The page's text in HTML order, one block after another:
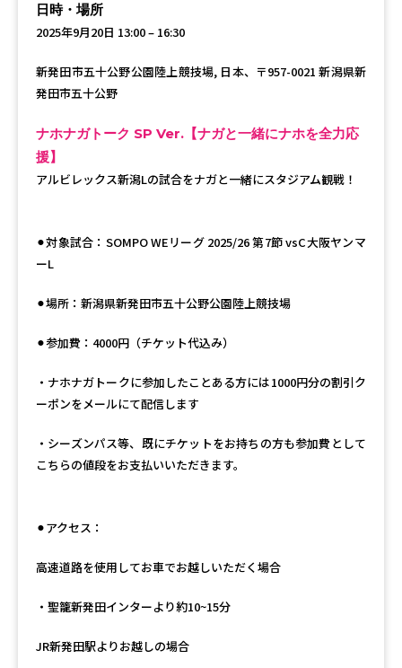
日時・場所
2025年9月20日 13:00 – 16:30
新発田市五十公野公園陸上競技場, 日本、〒957-0021 新潟県新
発田市五十公野
ナホナガトーク SP Ver.【ナガと一緒にナホを全力応
援】
アルビレックス新潟Lの試合をナガと一緒にスタジアム観戦！
⚫︎対象試合：SOMPO WEリーグ 2025/26 第7節 vsC大阪ヤンマ
ーL
⚫︎場所：新潟県新発田市五十公野公園陸上競技場
⚫︎参加費：4000円（チケット代込み）
・ナホナガトークに参加したことある方には1000円分の割引ク
ーポンをメールにて配信します
・シーズンパス等、既にチケットをお持ちの方も参加費として
こちらの値段をお支払いいただきます。
⚫︎アクセス：
高速道路を使用してお車でお越しいただく場合
・聖籠新発田インターより約10~15分
JR新発田駅よりお越しの場合